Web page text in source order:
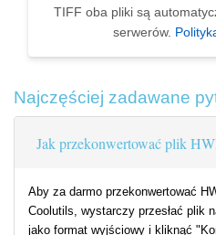
TIFF oba pliki są
serwerów.
Najczęściej zadawane
Jak przekonwertować plik
Aby za darmo przekonwertować
Coolutils, wystarczy przesłać plik
jako format wyjściowy i kliknąć